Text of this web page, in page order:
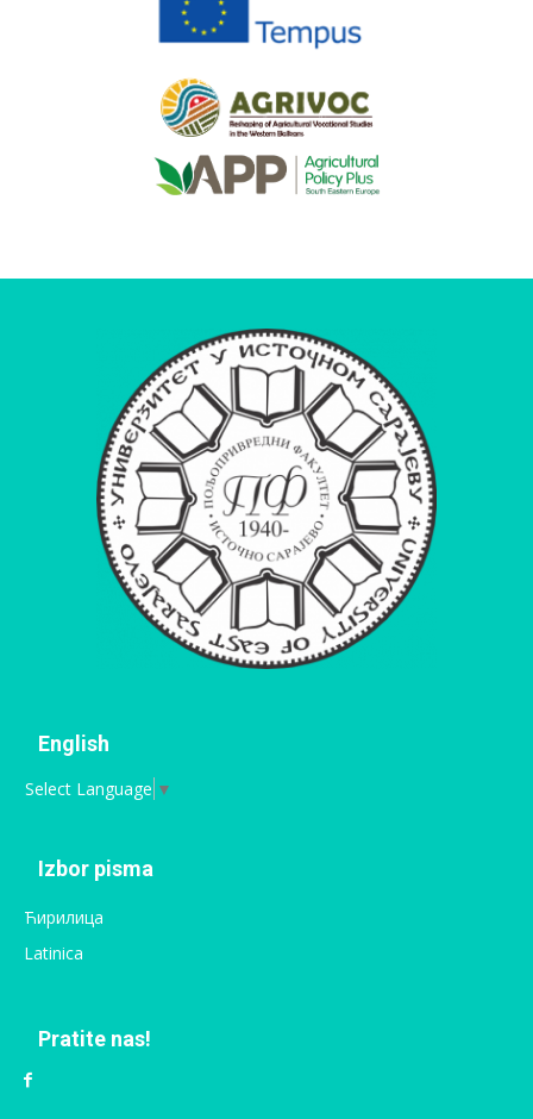
English
Select Language ▼
Izbor pisma
Ћирилица
Latinica
Pratite nas!